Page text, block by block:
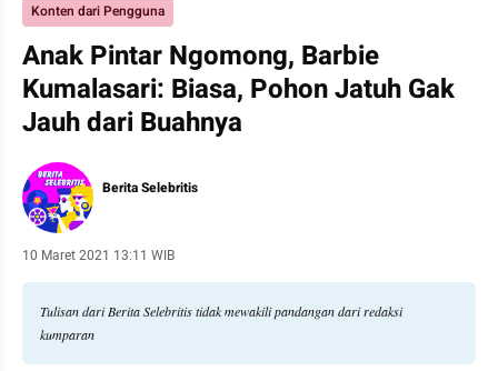
Konten dari Pengguna
Anak Pintar Ngomong, Barbie
Kumalasari: Biasa, Pohon Jatuh Gak
Jauh dari Buahnya
Berita Selebritis
10 Maret 2021 13:11 WIB
Tulisan dari Berita Selebritis tidak mewakili pandangan dari redaksi
kumparan